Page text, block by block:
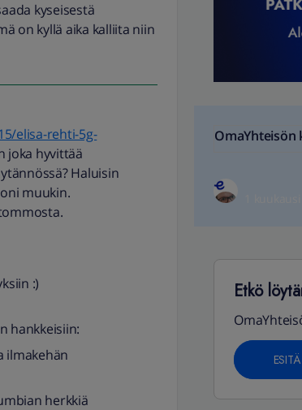
kyseisestä
on kyllä aika kalliita niin
elisa-rehti-5g-
joka hyvittää
Haluisin
muukin.
:)
hankkeisiin:
ilmakehän
herkkiä
OmaYhteisön
Etkö